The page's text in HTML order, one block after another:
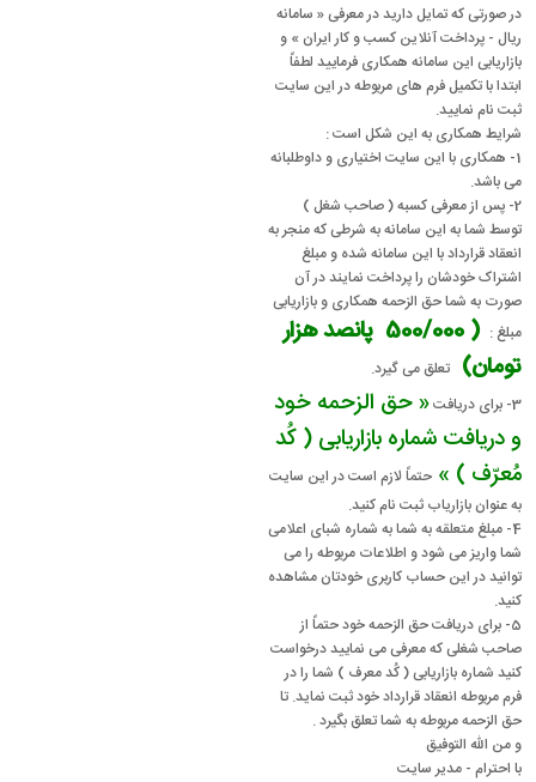
در صورتی که تمایل دارید در معرفی « سامانه
ریال - پرداخت آنلاین کسب و کار ایران » و
بازاریابی این سامانه همکاری فرمایید لطفاً
ابتدا با تکمیل فرم های مربوطه در این سایت
ثبت نام نمایید.
شرایط همکاری به این شکل است :
1- همکاری با این سایت اختیاری و داوطلبانه
می باشد.
2- پس از معرفی کسبه ( صاحب شغل )
توسط شما به این سامانه به شرطی که منجر به
انعقاد قرارداد با این سامانه شده و مبلغ
اشتراک خودشان را پرداخت نمایند در آن
صورت به شما حق الزحمه همکاری و بازاریابی
مبلغ :
( 500/000 پانصد هزار
تومان) تعلق می گیرد.
3- برای دریافت
« حق الزحمه خود
و دریافت شماره بازاریابی ( کُد
مُعرّف ) » حتماً لازم است در این سایت
به عنوان بازاریاب ثبت نام کنید.
4- مبلغ متعلقه به شما به شماره شبای اعلامی
شما واریز می شود و اطلاعات مربوطه را می
توانید در این حساب کاربری خودتان مشاهده
کنید.
5- برای دریافت حق الزحمه خود حتماً از
صاحب شغلی که معرفی می نمایید درخواست
کنید شماره بازاریابی ( کُد معرف ) شما را در
فرم مربوطه انعقاد قرارداد خود ثبت نماید. تا
حق الزحمه مربوطه به شما تعلق بگیرد .
و من الله التوفیق
با احترام - مدیر سایت